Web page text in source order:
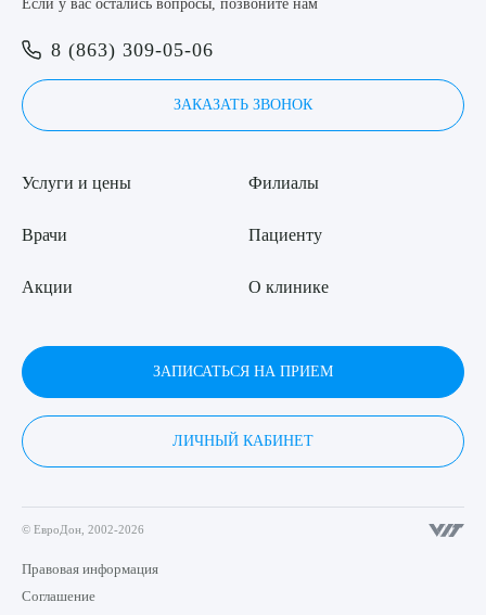
Если у вас остались вопросы, позвоните нам
8 (863) 309-05-06
ЗАКАЗАТЬ ЗВОНОК
Услуги и цены
Врачи
Акции
Филиалы
Пациенту
О клинике
ЗАПИСАТЬСЯ НА ПРИЕМ
ЛИЧНЫЙ КАБИНЕТ
© ЕвроДон, 2002-2026
Правовая информация
Соглашение
ОТПРАВИТЬ
Я даю согласие наобработку персональных данных